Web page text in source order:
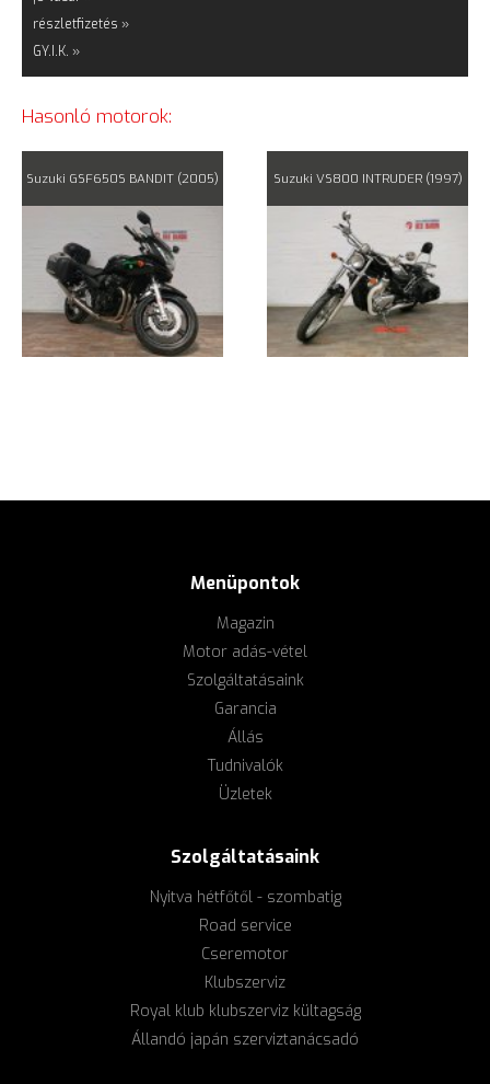
részletfizetés »
GY.I.K. »
Hasonló motorok:
Suzuki GSF650S BANDIT (2005) Suzuki VS800 INTRUDER (1997)
Menüpontok
Magazin
Motor adás-vétel
Szolgáltatásaink
Garancia
Állás
Tudnivalók
Üzletek
Szolgáltatásaink
Nyitva hétfőtől - szombatig
Road service
Cseremotor
Klubszerviz
Royal klub klubszerviz kültagság
Állandó japán szerviztanácsadó